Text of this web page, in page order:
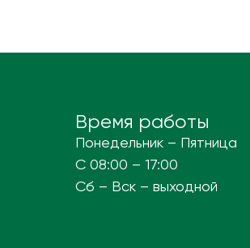
Время работы
Понедельник – Пятница
С 08:00 – 17:00
Сб – Вск – выходной